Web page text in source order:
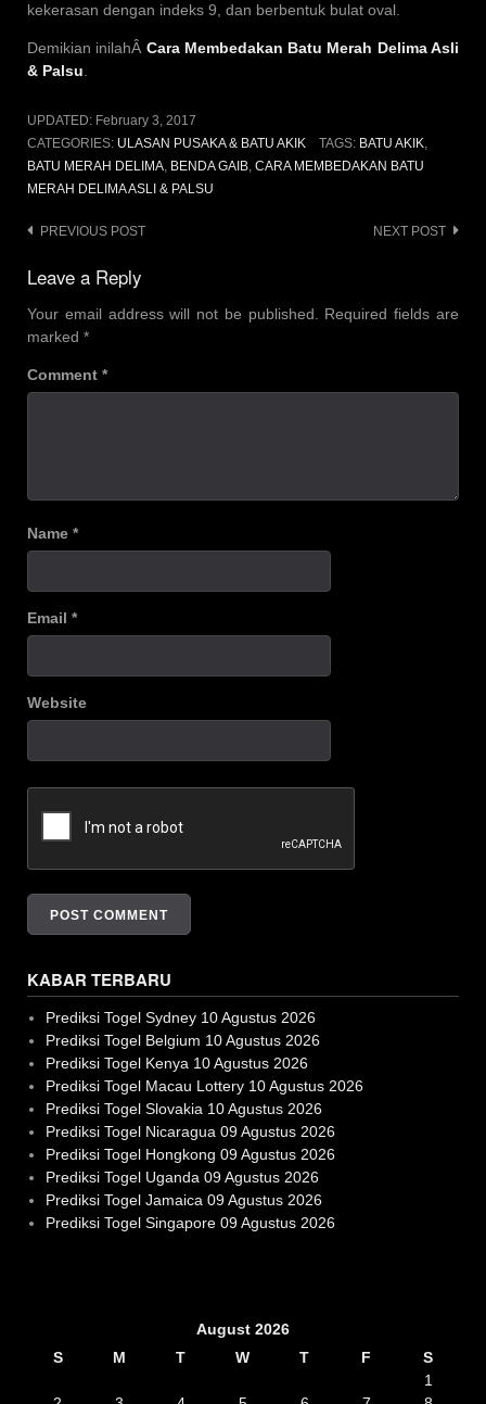
kekerasan dengan indeks 9, dan berbentuk bulat oval.
Demikian inilahÂ Cara Membedakan Batu Merah Delima Asli
& Palsu.
UPDATED: February 3, 2017
CATEGORIES: ULASAN PUSAKA & BATU AKIK TAGS: BATU AKIK,
BATU MERAH DELIMA, BENDA GAIB, CARA MEMBEDAKAN BATU
MERAH DELIMA ASLI & PALSU
Post
navigation
PREVIOUS POST NEXT POST
Leave a Reply
Your email address will not be published.
Required fields are
marked *
Comment *
Name *
Email *
Website
KABAR TERBARU
Prediksi Togel Sydney 10 Agustus 2026
Prediksi Togel Belgium 10 Agustus 2026
Prediksi Togel Kenya 10 Agustus 2026
Prediksi Togel Macau Lottery 10 Agustus 2026
Prediksi Togel Slovakia 10 Agustus 2026
Prediksi Togel Nicaragua 09 Agustus 2026
Prediksi Togel Hongkong 09 Agustus 2026
Prediksi Togel Uganda 09 Agustus 2026
Prediksi Togel Jamaica 09 Agustus 2026
Prediksi Togel Singapore 09 Agustus 2026
August 2026
S
M T W T F
S
1